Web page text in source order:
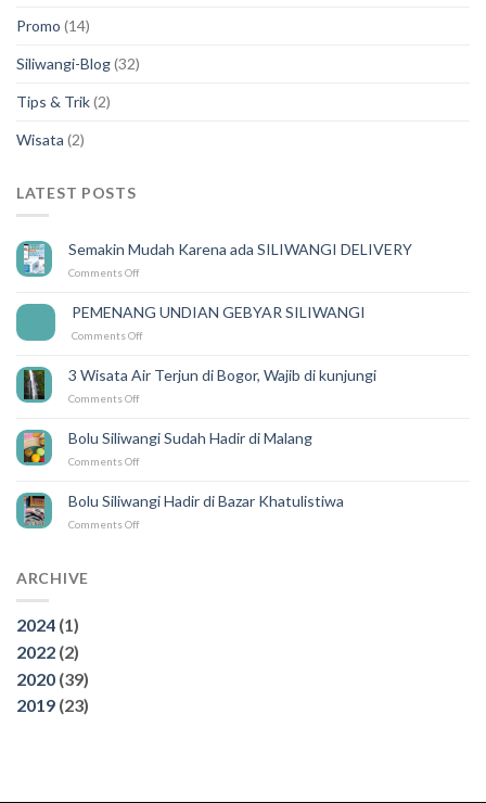
Promo (14)
Siliwangi-Blog(32)
Tips & Trik(2)
Wisata (2)
LATEST POSTS
Semakin Mudah Karena ada SILIWANGI DELIVERY
Comments Offon
Karena
ada
DELIVERY
PEMENANG UNDIAN GEBYAR SILIWANGI
Comments Offon
GEBYAR
3 Wisata Air Terjun di Bogor, Wajib di kunjungi
Comments Offon
Air
Terjun
Bogor,
Wajib
di
Bolu Siliwangi Sudah Hadir di Malang
Comments Offon
Sudah
Hadir
Bolu Siliwangi Hadir di Bazar Khatulistiwa
Comments Offon
ARCHIVE
2024 (1)
2022 (2)
2020 (39)
2019 (23)